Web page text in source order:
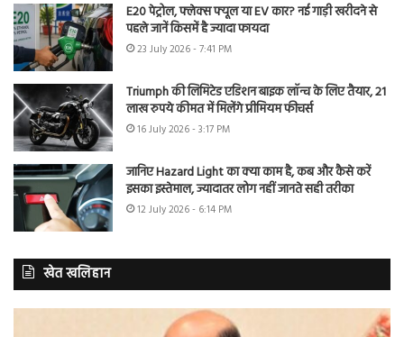
E20 पेट्रोल, फ्लेक्स फ्यूल या EV कार? नई गाड़ी खरीदने से
पहले जानें किसमें है ज्यादा फायदा
23 July 2026 - 7:41 PM
Triumph की लिमिटेड एडिशन बाइक लॉन्च के लिए तैयार, 21
लाख रुपये कीमत में मिलेंगे प्रीमियम फीचर्स
16 July 2026 - 3:17 PM
जानिए Hazard Light का क्या काम है, कब और कैसे करें
इसका इस्तेमाल, ज्यादातर लोग नहीं जानते सही तरीका
12 July 2026 - 6:14 PM
खेत खलिहान